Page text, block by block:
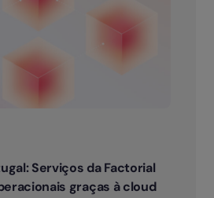
Serviços da Factorial
graças à cloud